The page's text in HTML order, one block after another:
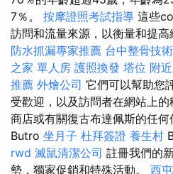
7％。 按摩證照考試指導 這些
訪問和流量來源，以衡量和提高
防水抓漏專家推薦 台中整骨技術
之家 單人房 護照換發 塔位 附
推薦 外燴公司 它們可以幫助您
受歡迎，以及訪問者在網站上
商店或有關復古布達佩斯的任
Butro 坐月子 杜拜簽證 養生村
rwd 滅鼠清潔公司 註冊我們的
勢，獨家促銷和特殊活動。 西